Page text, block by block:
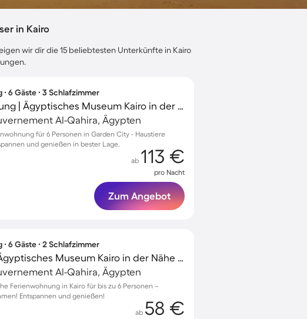
in Kairo
wir dir die 15 beliebtesten Unterkünfte in Kairo
6 Gäste ∙ 3 Schlafzimmer
Ferienwohnung | Ägyptisches Museum Kairo in der Nähe
Al-Qahira, Ägypten
für 6 Personen in Garden City - Haustiere
und genießen in bester Lage.
ab 113 €
pro Nacht
Zum Angebot
6 Gäste ∙ 2 Schlafzimmer
Wohnung | Ägyptisches Museum Kairo in der Nähe | Ideal für Homeoffice
Al-Qahira, Ägypten
Ferienwohnung in Kairo für bis zu 6 Personen –
Entspannen und genießen!
ab 58 €